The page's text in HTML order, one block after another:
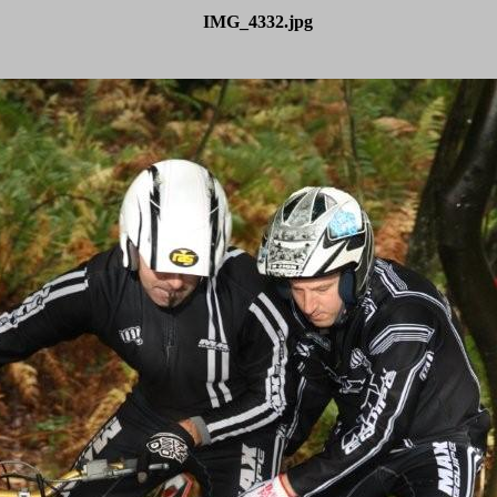
IMG_4332.jpg